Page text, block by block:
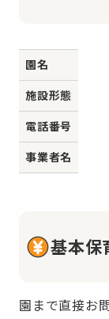
園名
施設形態
電話番号
事業者名
基本保
園まで直接お